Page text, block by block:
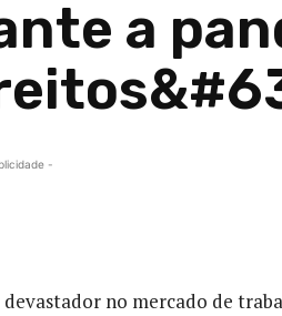
a
-
no mercado de